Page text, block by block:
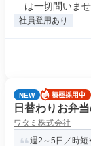
は一切問いませ
社員登用あり
NEW
日替わりお弁
ワタミ株式会社
週2～5日／時短